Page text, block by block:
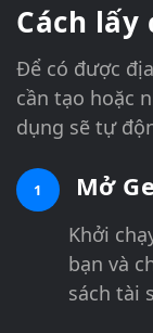
Cách lấy
Để có được
cần tạo hoặc
dụng sẽ tự
1 Mở
Khởi
bạn và
sách tài